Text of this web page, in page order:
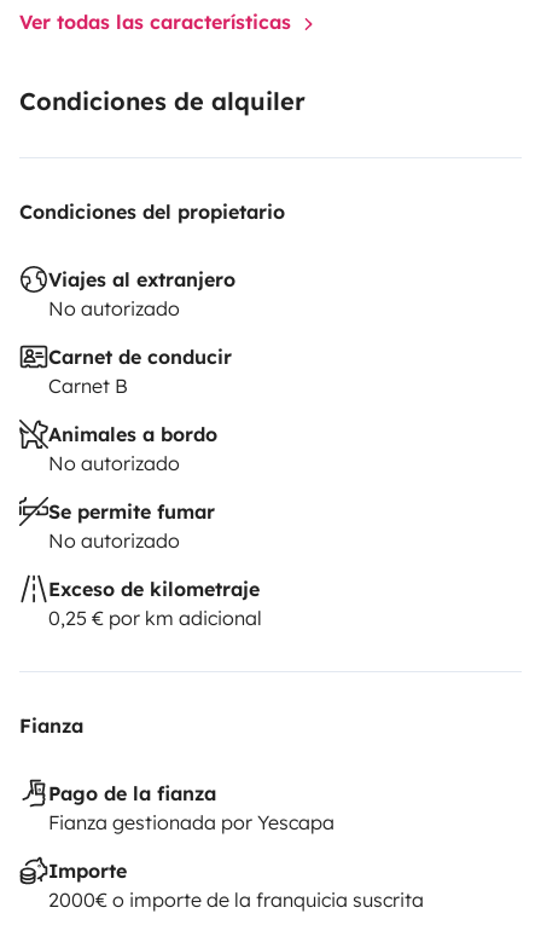
Ver todas las características
Condiciones de alquiler
Condiciones del propietario
Viajes al extranjero
No autorizado
Carnet de conducir
Carnet B
Animales a bordo
No autorizado
Se permite fumar
No autorizado
Exceso de kilometraje
0,25 € por km adicional
Fianza
Pago de la fianza
Fianza gestionada por Yescapa
Importe
2000€ o importe de la franquicia suscrita